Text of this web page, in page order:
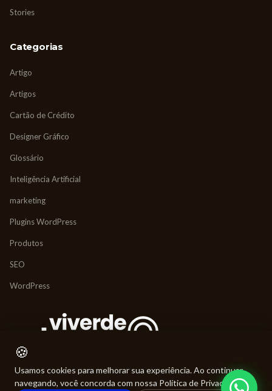
Stories
Categorias
Artigo
Artigos
Cartão de Crédito
Designer Gráfico
Glossário
Inteligência Artificial
marketing
Plugins WordPress
Produtos
SEO
WordPress
🍪
Usamos cookies para melhorar sua experiência. Ao continuar
navegando, você concorda com nossa Política de Privacidade.